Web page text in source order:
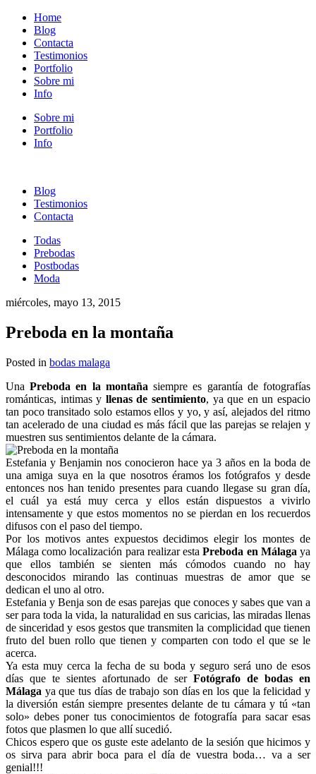
Home
Blog
Contacta
Testimonios
Portfolio
Sobre mi
Info
Sobre mi
Portfolio
Info
Blog
Testimonios
Contacta
Todas
Prebodas
Postbodas
Moda
miércoles, mayo 13, 2015
Preboda en la montaña
Posted in bodas malaga
UnaPreboda en la montaña siempre es garantía de fotografías
románticas, intimas y llenas de sentimiento, ya que en un espacio
tan poco transitado solo estamos ellos y yo, y así, alejados del ritmo
tan acelerado de una ciudad es más fácil que las parejas se relajen y
muestren sus sentimientos delante de la cámara.
Estefania y Benjamin nos conocieron hace ya 3 años en la boda de
una amiga suya en la que nosotros éramos los fotógrafos y desde
entonces nos han tenido presentes para cuando llegase su gran día,
el cuál ya está muy cerca y ellos están dispuestos a vivirlo
intensamente y que estos momentos no se pierdan en los recuerdos
difusos con el paso del tiempo.
Por los motivos antes expuestos decidimos elegir los montes de
Málaga como localización para realizar estaPreboda en Málaga ya
que ellos también se sienten más cómodos cuando no hay
desconocidos mirando las continuas muestras de amor que se
dedican el uno al otro.
Estefania y Benja son de esas parejas que conoces y sabes que van a
ser para toda la vida, la naturalidad en sus caricias, las miradas llenas
de sinceridad y esos gestos que transmiten la complicidad que tienen
fruto del buen rollo que tienen y comparten con todo el que se le
acerca.
Ya esta muy cerca la fecha de su boda y seguro será uno de esos
días que te sientes afortunado de ser Fotógrafo de bodas en
Málaga ya que tus días de trabajo son días en los que la felicidad y
la diversión están siempre presentes delante de tu cámara y tú «tan
solo» debes poner tus conocimientos de fotografía para sacar esas
fotos que plasmen lo que allí sucedió.
Chicos espero que os guste este adelanto de la sesión que hicimos y
os sirva para abrir boca para el día de vuestra boda… va a ser
genial!!!